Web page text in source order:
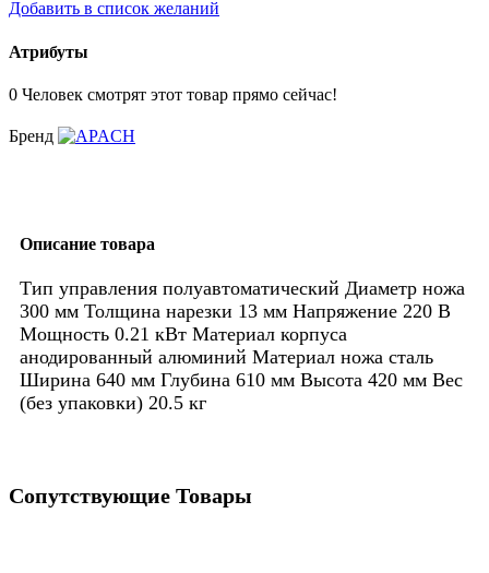
Добавить в список желаний
Атрибуты
0 Человек смотрят этот товар прямо сейчас!
Бренд
Описание товара
Тип управления полуавтоматический Диаметр ножа
300 мм Толщина нарезки 13 мм Напряжение 220 В
Мощность 0.21 кВт Материал корпуса
анодированный алюминий Материал ножа сталь
Ширина 640 мм Глубина 610 мм Высота 420 мм Вес
(без упаковки) 20.5 кг
Сопутствующие Товары